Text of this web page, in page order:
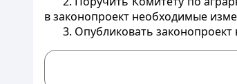
в законопроект необходимые
3. Опубликовать законопроект